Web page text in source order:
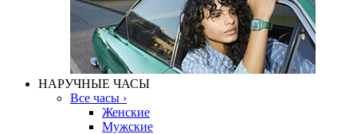
НАРУЧНЫЕ ЧАСЫ
Все часы ›
Женские
Мужские